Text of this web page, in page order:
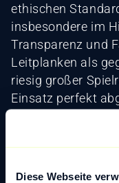
Diese Webseite
ethischen
insbesondere im
Transparenz und
Leitplanken als
riesig großer
Einsatz perfekt
Fazit zu
KI ist in nahezu